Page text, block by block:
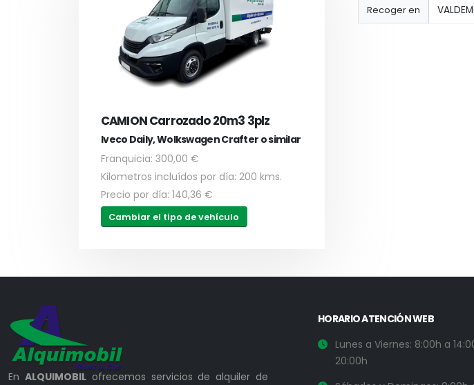
CAMION Carrozado 20m3 3plz
Iveco Daily, Wolkswagen Crafter o similar
Franquicia: 300,00 €
Kilometros incluídos por día: 200 kms.
Precio por día: 140,36 €
Cambiar el tipo de vehículo
Recoger en
En ALQUIMOBILofrecemos servicios de alquiler de
HORARIO ATENCIÓN WEB
Lunes a Viernes: 8:00h a
20:00h